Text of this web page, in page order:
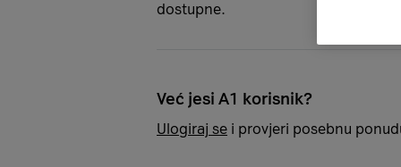
dostupne.
Već jesi A1 korisnik?
Ulogiraj se i provjeri posebnu